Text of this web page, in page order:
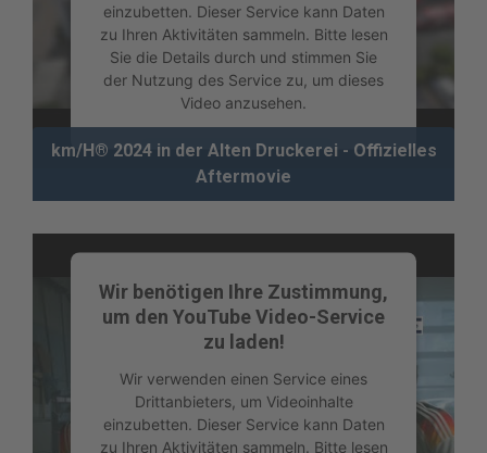
einzubetten. Dieser Service kann Daten
zu Ihren Aktivitäten sammeln. Bitte lesen
Sie die Details durch und stimmen Sie
der Nutzung des Service zu, um dieses
Video anzusehen.
Mehr Informationen
powered byUsercentrics Consent
km/H® 2024 in der Alten Druckerei - Offizielles
Aftermovie
Wir benötigen Ihre Zustimmung,
um den YouTube Video-Service
zu laden!
Wir verwenden einen Service eines
Drittanbieters, um Videoinhalte
einzubetten. Dieser Service kann Daten
zu Ihren Aktivitäten sammeln. Bitte lesen